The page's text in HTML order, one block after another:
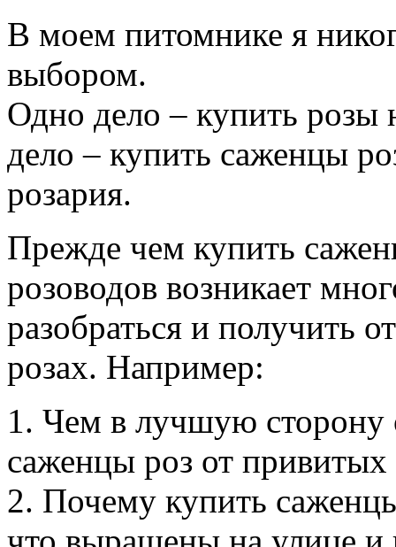
В моем питомнике я
выбором.
Одно дело – купить розы
дело – купить саженцы
розария.
Прежде чем купить
розоводов возникает
разобраться и получить
розах. Например:
1. Чем в лучшую сторону
саженцы роз от привитых
2. Почему купить